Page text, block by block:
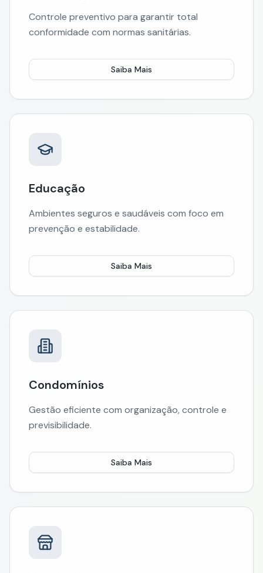
Controle preventivo para garantir total
conformidade com normas sanitárias.
Saiba Mais
Educação
Ambientes seguros e saudáveis com foco em
prevenção e estabilidade.
Saiba Mais
Condomínios
Gestão eficiente com organização, controle e
previsibilidade.
Saiba Mais